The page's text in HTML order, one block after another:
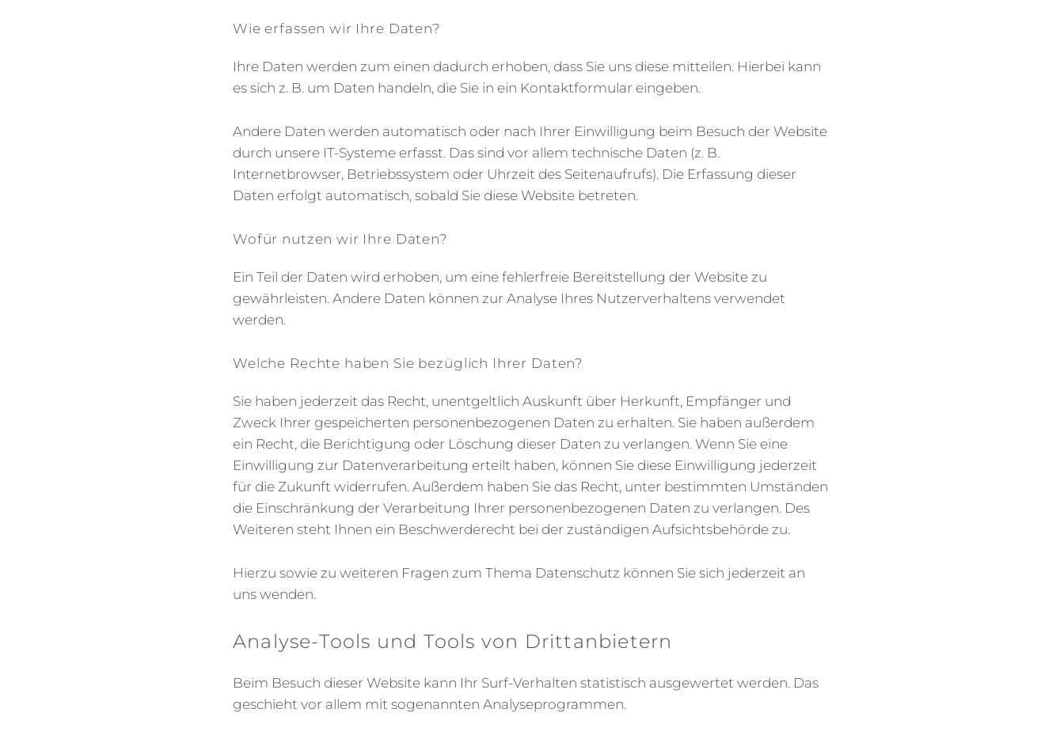
Wie erfassen wir Ihre Daten?
Ihre Daten werden zum einen dadurch erhoben, dass Sie uns diese mitteilen. Hierbei kann
es sich z. B. um Daten handeln, die Sie in ein Kontaktformular eingeben.
Andere Daten werden automatisch oder nach Ihrer Einwilligung beim Besuch der Website
durch unsere IT-Systeme erfasst. Das sind vor allem technische Daten (z. B.
Internetbrowser, Betriebssystem oder Uhrzeit des Seitenaufrufs). Die Erfassung dieser
Daten erfolgt automatisch, sobald Sie diese Website betreten.
Wofür nutzen wir Ihre Daten?
Ein Teil der Daten wird erhoben, um eine fehlerfreie Bereitstellung der Website zu
gewährleisten. Andere Daten können zur Analyse Ihres Nutzerverhaltens verwendet
werden.
Welche Rechte haben Sie bezüglich Ihrer Daten?
Sie haben jederzeit das Recht, unentgeltlich Auskunft über Herkunft, Empfänger und
Zweck Ihrer gespeicherten personenbezogenen Daten zu erhalten. Sie haben außerdem
ein Recht, die Berichtigung oder Löschung dieser Daten zu verlangen. Wenn Sie eine
Einwilligung zur Datenverarbeitung erteilt haben, können Sie diese Einwilligung jederzeit
für die Zukunft widerrufen. Außerdem haben Sie das Recht, unter bestimmten Umständen
die Einschränkung der Verarbeitung Ihrer personenbezogenen Daten zu verlangen. Des
Weiteren steht Ihnen ein Beschwerderecht bei der zuständigen Aufsichtsbehörde zu.
Hierzu sowie zu weiteren Fragen zum Thema Datenschutz können Sie sich jederzeit an
uns wenden.
Analyse-Tools und Tools von Dritt­anbietern
Beim Besuch dieser Website kann Ihr Surf-Verhalten statistisch ausgewertet werden. Das
geschieht vor allem mit sogenannten Analyseprogrammen.